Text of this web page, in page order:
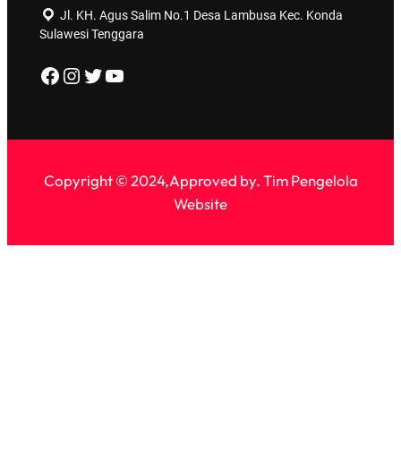
Jl. KH. Agus Salim No.1 Desa Lambusa Kec. Konda
Sulawesi Tenggara
https://web.facebook.com/profile.php?id=100077647453186 Instagram Twitter YouTube
Copyright © 2024,Approved by. Tim Pengelola
Website